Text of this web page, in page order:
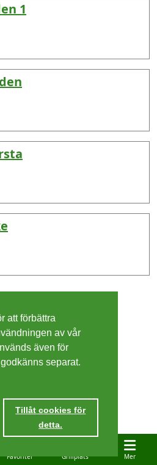
Favoriter Grillplats Mer
1
Ta mig dit
att förbättra
av vår
även för
separat.
Tillåt cookies för
detta.